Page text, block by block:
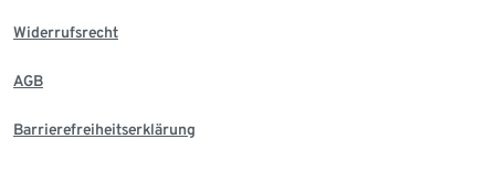
Widerrufsrecht
AGB
Barrierefreiheitserklärung